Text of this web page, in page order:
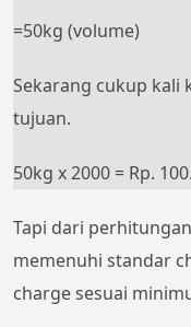
=50kg (volume)
Sekarang cukup kali
tujuan.
50kg x 2000 = Rp.
Tapi dari
memenuhi standar
charge sesuai